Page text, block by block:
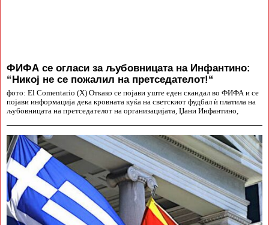
ФИФА се огласи за љубовницата на Инфантино:
“Никој не се пожалил на претседателот!“
фото: El Comentario (X) Откако се појави уште еден скандал во ФИФА и се
појави информација дека кровната куќа на светскиот фудбал ѝ платила на
љубовницата на претседателот на организацијата, Џани Инфантино,